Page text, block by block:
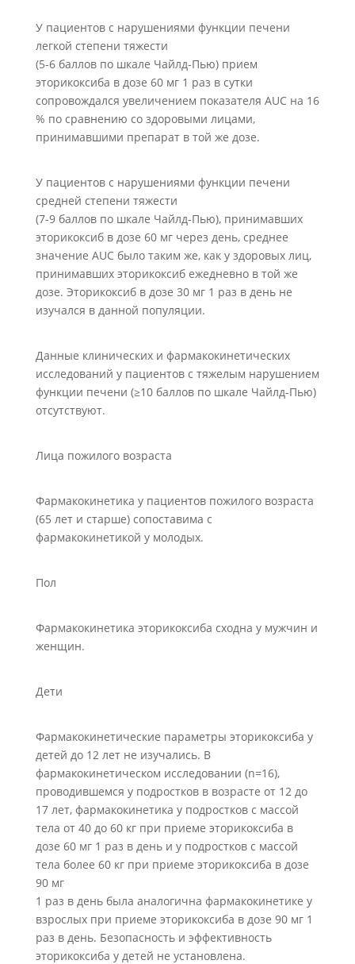
У пациентов с нарушениями функции печени
легкой степени тяжести
(5-6 баллов по шкале Чайлд-Пью) прием
эторикоксиба в дозе 60 мг 1 раз в сутки
сопровождался увеличением показателя AUC на 16
% по сравнению со здоровыми лицами,
принимавшими препарат в той же дозе.
У пациентов с нарушениями функции печени
средней степени тяжести
(7-9 баллов по шкале Чайлд-Пью), принимавших
эторикоксиб в дозе 60 мг через день, среднее
значение AUC было таким же, как у здоровых лиц,
принимавших эторикоксиб ежедневно в той же
дозе. Эторикоксиб в дозе 30 мг 1 раз в день не
изучался в данной популяции.
Данные клинических и фармакокинетических
исследований у пациентов с тяжелым нарушением
функции печени (≥10 баллов по шкале Чайлд-Пью)
отсутствуют.
Лица пожилого возраста
Фармакокинетика у пациентов пожилого возраста
(65 лет и старше) сопоставима с
фармакокинетикой у молодых.
Пол
Фармакокинетика эторикоксиба сходна у мужчин и
женщин.
Дети
Фармакокинетические параметры эторикоксиба у
детей до 12 лет не изучались. В
фармакокинетическом исследовании (n=16),
проводившемся у подростков в возрасте от 12 до
17 лет, фармакокинетика у подростков с массой
тела от 40 до 60 кг при приеме эторикоксиба в
дозе 60 мг 1 раз в день и у подростков с массой
тела более 60 кг при приеме эторикоксиба в дозе
90 мг
1 раз в день была аналогична фармакокинетике у
взрослых при приеме эторикоксиба в дозе 90 мг 1
раз в день. Безопасность и эффективность
эторикоксиба у детей не установлена.